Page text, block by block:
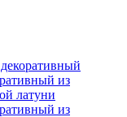
из
латуни
из